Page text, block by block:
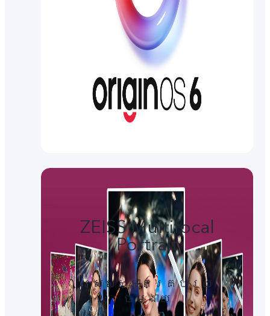
ZEISS Multifocal
Portrait
ស្រស់ស្អាតគ្រប់រយៈ​
ចម្ងាយ